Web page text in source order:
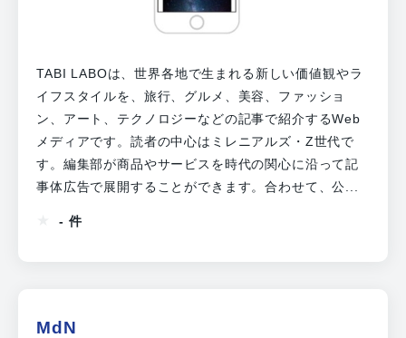
TABI LABOは、世界各地で生まれる新しい価値観やラ
イフスタイルを、旅行、グルメ、美容、ファッショ
ン、アート、テクノロジーなどの記事で紹介するWeb
メディアです。読者の中心はミレニアルズ・Z世代で
す。編集部が商品やサービスを時代の関心に沿って記
事体広告で展開することができます。合わせて、公...
- 件
MdN